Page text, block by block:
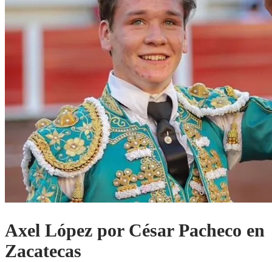
Axel López por César Pacheco en
Zacatecas